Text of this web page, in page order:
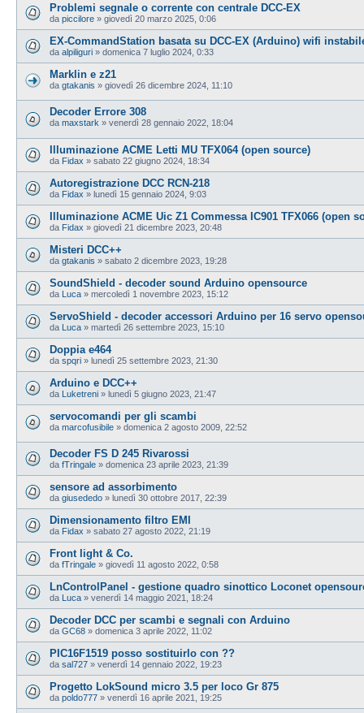
Problemi segnale o corrente con centrale DCC-EX
da piccilore » giovedì 20 marzo 2025, 0:06
EX‑CommandStation basata su DCC-EX (Arduino) wifi
da alpiliguri » domenica 7 luglio 2024, 0:33
Marklin e z21
da gtakanis » giovedì 26 dicembre 2024, 11:10
Decoder Errore 308
da maxstark » venerdì 28 gennaio 2022, 18:04
Illuminazione ACME Letti MU TFX064 (open source)
da Fidax » sabato 22 giugno 2024, 18:34
Autoregistrazione DCC RCN-218
da Fidax » lunedì 15 gennaio 2024, 9:03
Illuminazione ACME Uic Z1 Commessa IC901 TFX066 (open
da Fidax » giovedì 21 dicembre 2023, 20:48
Misteri DCC++
da gtakanis » sabato 2 dicembre 2023, 19:28
SoundShield - decoder sound Arduino opensource
da Luca » mercoledì 1 novembre 2023, 15:12
ServoShield - decoder accessori Arduino per 16 servo
da Luca » martedì 26 settembre 2023, 15:10
Doppia e464
da spqri » lunedì 25 settembre 2023, 21:30
Arduino e DCC++
da Luketreni » lunedì 5 giugno 2023, 21:47
servocomandi per gli scambi
da marcofusibile » domenica 2 agosto 2009, 22:52
Decoder FS D 245 Rivarossi
da fTringale » domenica 23 aprile 2023, 21:39
sensore ad assorbimento
da giusededo » lunedì 30 ottobre 2017, 22:39
Dimensionamento filtro EMI
da Fidax » sabato 27 agosto 2022, 21:19
Front light & Co.
da fTringale » giovedì 11 agosto 2022, 0:58
LnControlPanel - gestione quadro sinottico Loconet
da Luca » venerdì 14 maggio 2021, 18:24
Decoder DCC per scambi e segnali con Arduino
da GC68 » domenica 3 aprile 2022, 11:02
PIC16F1519 posso sostituirlo con ??
da sal727 » venerdì 14 gennaio 2022, 19:23
Progetto LokSound micro 3.5 per loco Gr 875
da poldo777 » venerdì 16 aprile 2021, 19:25